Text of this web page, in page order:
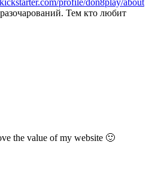
Тем кто любит
the value of my website 🙂